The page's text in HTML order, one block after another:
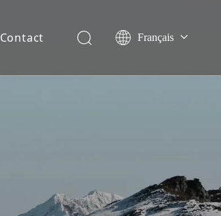
Contact Français
Español